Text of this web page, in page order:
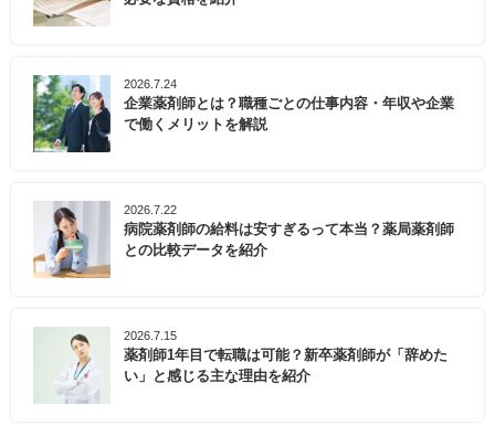
2026.7.24
企業薬剤師とは？職種ごとの仕事内容・年収や企業
で働くメリットを解説
2026.7.22
病院薬剤師の給料は安すぎるって本当？薬局薬剤師
との比較データを紹介
2026.7.15
薬剤師1年目で転職は可能？新卒薬剤師が「辞めた
い」と感じる主な理由を紹介